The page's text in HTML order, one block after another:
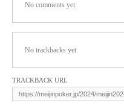
No comments yet.
No trackbacks yet.
TRACKBACK URL